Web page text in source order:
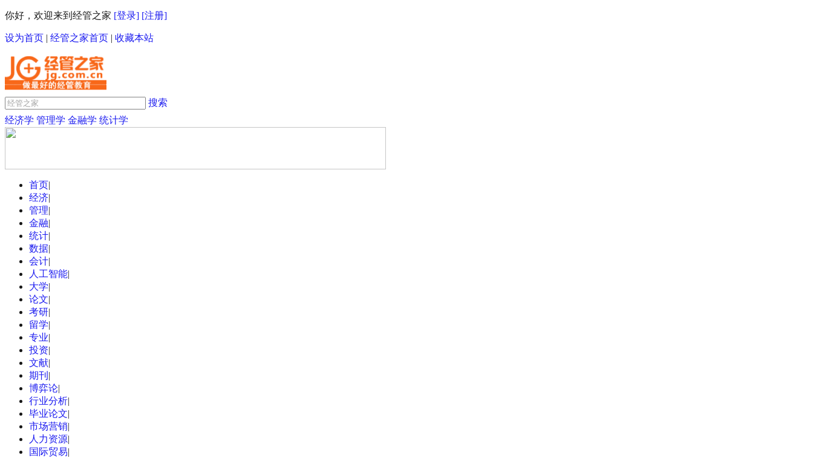
你好，欢迎来到经管之家 [登录] [注册]
设为首页 | 经管之家首页 | 收藏本站
搜索
经济学 管理学 金融学 统计学
首页|
经济|
管理|
金融|
统计|
数据|
会计|
人工智能|
大学|
论文|
考研|
留学|
专业|
投资|
文献|
期刊 |
博弈论|
行业分析|
毕业论文|
市场营销|
人力资源|
国际贸易|